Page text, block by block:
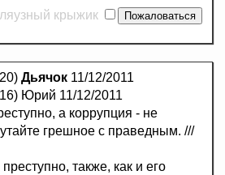
крыжик
Дьячок 11/12/2011
Юрий 11/12/2011
а коррупция - не
грешное с праведным. ///
также, как и его